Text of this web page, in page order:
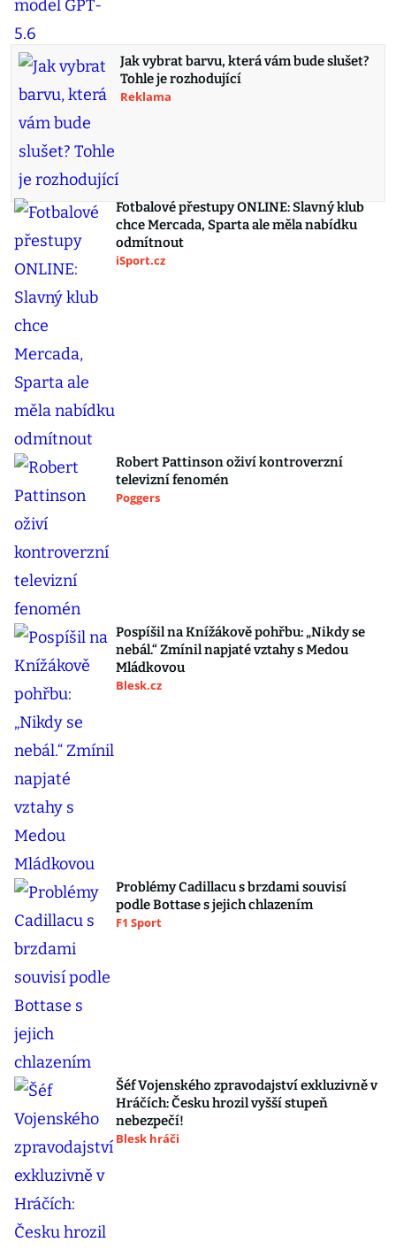
Jak vybrat barvu, která vám bude slušet?
Tohle je rozhodující
Reklama
Fotbalové přestupy ONLINE: Slavný klub
chce Mercada, Sparta ale měla nabídku
odmítnout
iSport.cz
Robert Pattinson oživí kontroverzní
televizní fenomén
Poggers
Pospíšil na Knížákově pohřbu: „Nikdy se
nebál.“ Zmínil napjaté vztahy s Medou
Mládkovou
Blesk.cz
Problémy Cadillacu s brzdami souvisí
podle Bottase s jejich chlazením
F1 Sport
Šéf Vojenského zpravodajství exkluzivně v
Hráčích: Česku hrozil vyšší stupeň
nebezpečí!
Blesk hráči